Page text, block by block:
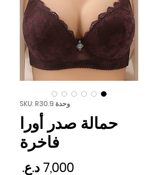
وحدة SKU: R30.9
حمالة صدر أورا
فاخرة